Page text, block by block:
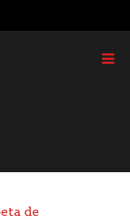
de